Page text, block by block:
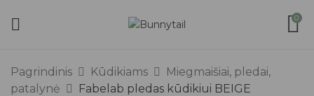
0
Pagrindinis Kūdikiams
Miegmaišiai, pledai,
patalynė
Fabelab pledas kūdikiui BEIGE